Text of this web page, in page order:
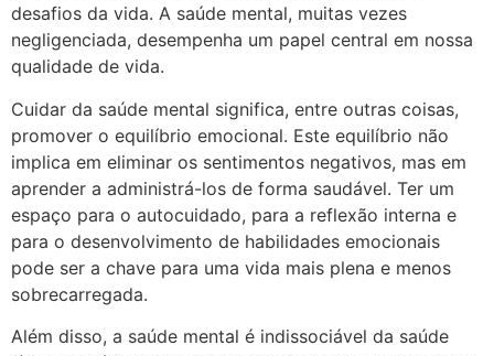
desafios da vida. A saúde mental, muitas vezes
negligenciada, desempenha um papel central em nossa
qualidade de vida.
Cuidar da saúde mental significa, entre outras coisas,
promover o equilíbrio emocional. Este equilíbrio não
implica em eliminar os sentimentos negativos, mas em
aprender a administrá-los de forma saudável. Ter um
espaço para o autocuidado, para a reflexão interna e
para o desenvolvimento de habilidades emocionais
pode ser a chave para uma vida mais plena e menos
sobrecarregada.
Além disso, a saúde mental é indissociável da saúde